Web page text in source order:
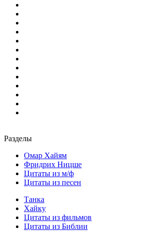
Разделы
Омар Хайям
Фридрих Ницше
Цитаты из м/ф
Цитаты из песен
Танка
Хайку
Цитаты из фильмов
Цитаты из Библии